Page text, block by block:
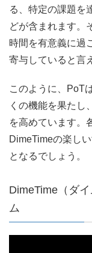
る、特定の課題を
どが含まれます。
時間を有意義に過
寄与していると言
このように、PoT
くの機能を果たし
を高めています。
DimeTimeの楽し
となるでしょう。
DimeTime（ダ
ム